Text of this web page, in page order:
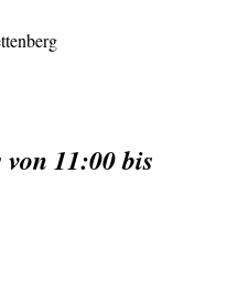
11:00 bis